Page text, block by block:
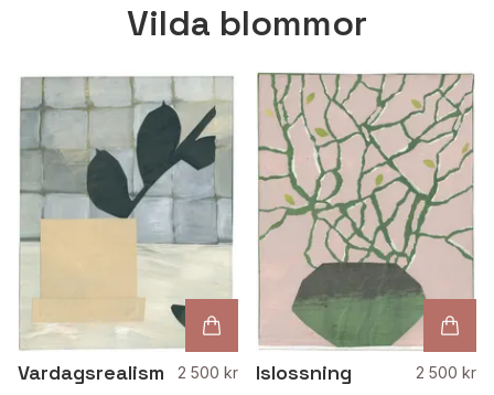
Vilda blommor
Vardagsrealism 2 500 kr Islossning 2 500 kr